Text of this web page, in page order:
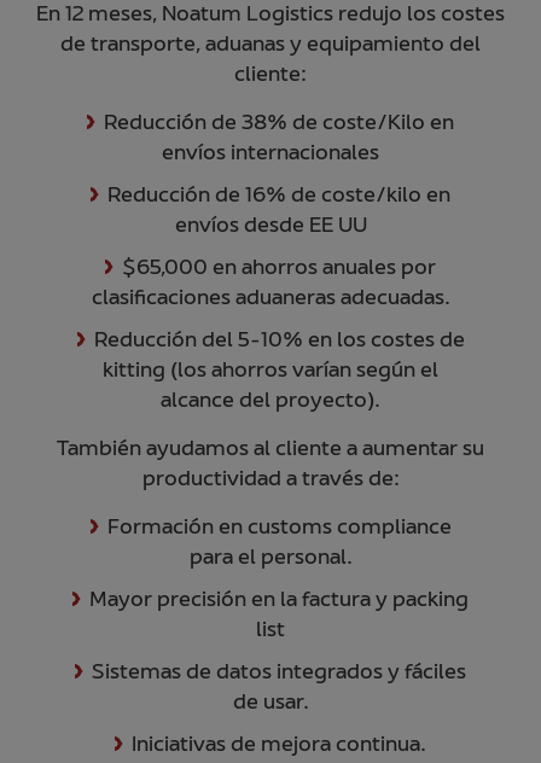
En 12 meses, Noatum Logistics redujo los costes
de transporte, aduanas y equipamiento del
cliente:
Reducción de 38% de coste/Kilo en
envíos internacionales
Reducción de 16% de coste/kilo en
envíos desde EE UU
$65,000 en ahorros anuales por
clasificaciones aduaneras adecuadas.
Reducción del 5-10% en los costes de
kitting (los ahorros varían según el
alcance del proyecto).
También ayudamos al cliente a aumentar su
productividad a través de:
Formación en customs compliance
para el personal.
Mayor precisión en la factura y packing
list
Sistemas de datos integrados y fáciles
de usar.
Iniciativas de mejora continua.